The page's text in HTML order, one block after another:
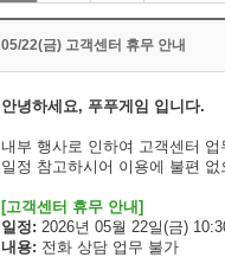
05/22(금) 고객센터 휴무 안내
안녕하세요, 푸푸게임 입니다.
내부 행사로 인하여 고객센터
일정 참고하시어 이용에 불편
[고객센터 휴무 안내]
일정: 2026년 05월 22일(금)
내용: 전화 상담 업무 불가